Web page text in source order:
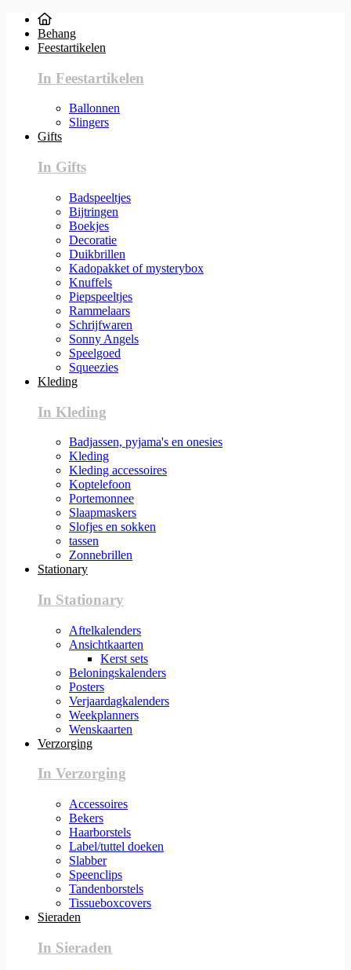
Behang
Feestartikelen
In Feestartikelen
Ballonnen
Slingers
Gifts
In Gifts
Badspeeltjes
Bijtringen
Boekjes
Decoratie
Duikbrillen
Kadopakket of mysterybox
Knuffels
Piepspeeltjes
Rammelaars
Schrijfwaren
Sonny Angels
Speelgoed
Squeezies
Kleding
In Kleding
Badjassen, pyjama's en onesies
Kleding
Kleding accessoires
Koptelefoon
Portemonnee
Slaapmaskers
Slofjes en sokken
tassen
Zonnebrillen
Stationary
In Stationary
Aftelkalenders
Ansichtkaarten
Kerst sets
Beloningskalenders
Posters
Verjaardagkalenders
Weekplanners
Wenskaarten
Verzorging
In Verzorging
Accessoires
Bekers
Haarborstels
Label/tuttel doeken
Slabber
Speenclips
Tandenborstels
Tissueboxcovers
Sieraden
In Sieraden